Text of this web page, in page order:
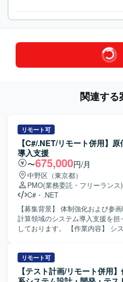
関連する
リモート可
【C#/.NET/リモート併用】
導入支援
〜675,000円/月
中野区（東京都）
PMO(業務委託・フリーランス)
C# ・ .NET
【募集背景】 体制強化および参
計算領域のシステム導入支援を
しております。 【作業内容】 システム導入プロジェクトに
ける業務支援を中心に対応してい
トリーダーの補佐として、設計内
整などを行っていただきます。 【求める人物像】 会計や生
リモート可
【テスト計画/リモート併用